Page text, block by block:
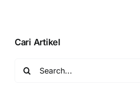
Cari Artikel